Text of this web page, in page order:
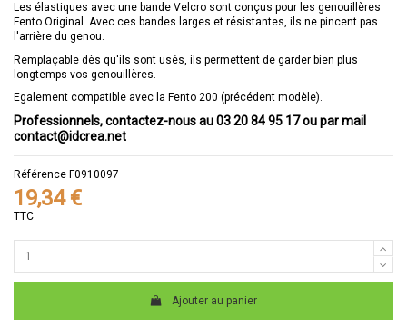
Les élastiques avec une bande Velcro sont conçus pour les genouillères
Fento Original. Avec ces bandes larges et résistantes, ils ne pincent pas
l'arrière du genou.
Remplaçable dès qu'ils sont usés, ils permettent de garder bien plus
longtemps vos genouillères.
Egalement compatible avec la Fento 200 (précédent modèle).
Professionnels, contactez-nous au 03 20 84 95 17 ou par mail
contact@idcrea.net
Référence F0910097
19,34 €
TTC
Ajouter au panier